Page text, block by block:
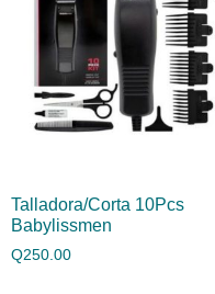
Talladora/Corta 10Pcs
Babylissmen
Q250.00